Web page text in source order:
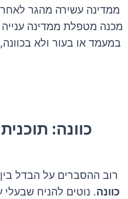
ממדינה עשירה מהגר
מכנה מטפלת ממדינה
במעמד או בעור ולא
כוונה:
רוב ההסברים על הבדל
כוונה. נוטים להניח שבעלי